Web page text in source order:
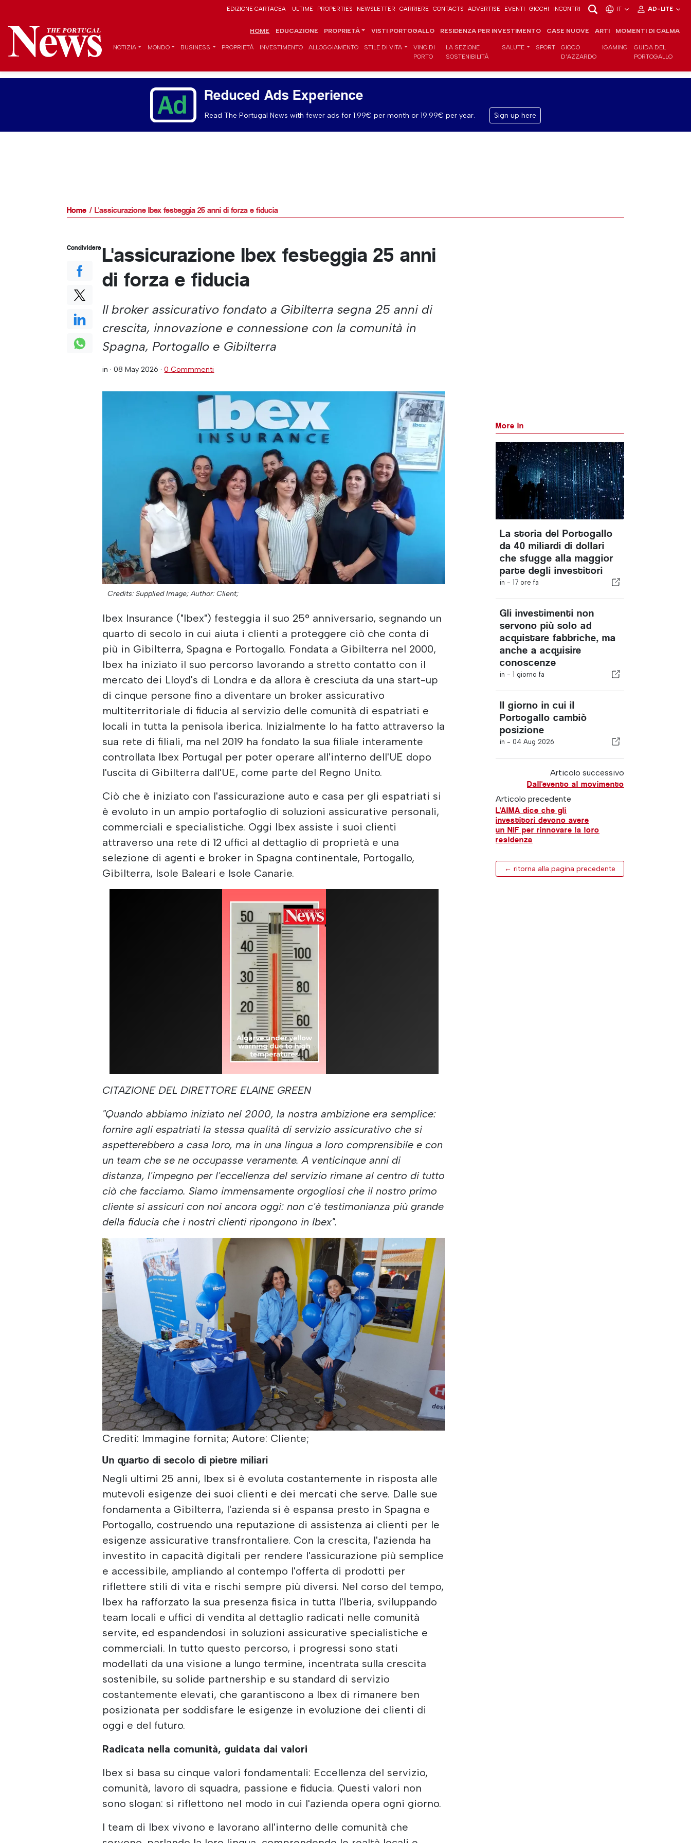
EDIZIONE CARTACEA ULTIME PROPERTIES NEWSLETTER CARRIERE CONTACTS ADVERTISE EVENTI GIOCHI INCONTRI IT AD-LITE
HOME EDUCAZIONE PROPRIETÀ VISTI PORTOGALLO RESIDENZA PER INVESTIMENTO CASE NUOVE ARTI MOMENTI DI CALMA
NOTIZIA MONDO BUSINESS PROPRIETÀ INVESTIMENTO ALLOGGIAMENTO STILE DI VITA
VINO DI
PORTO
LA SEZIONE
SOSTENIBILITÀ
SALUTE SPORT
GIOCO
D'AZZARDO
IGAMING
GUIDA DEL
PORTOGALLO
Reduced Ads Experience
Read The Portugal News with fewer ads for 1.99€ per month or 19.99€ per year. Sign up here
Home L'assicurazione Ibex festeggia 25 anni di forza e fiducia
L'assicurazione Ibex festeggia 25 anni
di forza e fiducia
Il broker assicurativo fondato a Gibilterra segna 25 anni di
crescita, innovazione e connessione con la comunità in
Spagna, Portogallo e Gibilterra
in ·08 May 2026 ·0 Commmenti
Credits: Supplied Image; Author: Client;
Ibex Insurance ("Ibex") festeggia il suo 25° anniversario, segnando un
quarto di secolo in cui aiuta i clienti a proteggere ciò che conta di
più in Gibilterra, Spagna e Portogallo. Fondata a Gibilterra nel 2000,
Ibex ha iniziato il suo percorso lavorando a stretto contatto con il
mercato dei Lloyd's di Londra e da allora è cresciuta da una start-up
di cinque persone fino a diventare un broker assicurativo
multiterritoriale di fiducia al servizio delle comunità di espatriati e
locali in tutta la penisola iberica. Inizialmente lo ha fatto attraverso la
sua rete di filiali, ma nel 2019 ha fondato la sua filiale interamente
controllata Ibex Portugal per poter operare all'interno dell'UE dopo
l'uscita di Gibilterra dall'UE, come parte del Regno Unito.
Ciò che è iniziato con l'assicurazione auto e casa per gli espatriati si
è evoluto in un ampio portafoglio di soluzioni assicurative personali,
commerciali e specialistiche. Oggi Ibex assiste i suoi clienti
attraverso una rete di 12 uffici al dettaglio di proprietà e una
selezione di agenti e broker in Spagna continentale, Portogallo,
Gibilterra, Isole Baleari e Isole Canarie.
CITAZIONE DEL DIRETTORE ELAINE GREEN
"Quando abbiamo iniziato nel 2000, la nostra ambizione era semplice:
fornire agli espatriati la stessa qualità di servizio assicurativo che si
aspetterebbero a casa loro, ma in una lingua a loro comprensibile e con
un team che se ne occupasse veramente. A venticinque anni di
distanza, l'impegno per l'eccellenza del servizio rimane al centro di tutto
ciò che facciamo. Siamo immensamente orgogliosi che il nostro primo
cliente si assicuri con noi ancora oggi: non c'è testimonianza più grande
della fiducia che i nostri clienti ripongono in Ibex".
Crediti: Immagine fornita; Autore: Cliente;
Un quarto di secolo di pietre miliari
Negli ultimi 25 anni, Ibex si è evoluta costantemente in risposta alle
mutevoli esigenze dei suoi clienti e dei mercati che serve. Dalle sue
fondamenta a Gibilterra, l'azienda si è espansa presto in Spagna e
Portogallo, costruendo una reputazione di assistenza ai clienti per le
esigenze assicurative transfrontaliere. Con la crescita, l'azienda ha
investito in capacità digitali per rendere l'assicurazione più semplice
e accessibile, ampliando al contempo l'offerta di prodotti per
riflettere stili di vita e rischi sempre più diversi. Nel corso del tempo,
Ibex ha rafforzato la sua presenza fisica in tutta l'Iberia, sviluppando
team locali e uffici di vendita al dettaglio radicati nelle comunità
servite, ed espandendosi in soluzioni assicurative specialistiche e
commerciali. In tutto questo percorso, i progressi sono stati
modellati da una visione a lungo termine, incentrata sulla crescita
sostenibile, su solide partnership e su standard di servizio
costantemente elevati, che garantiscono a Ibex di rimanere ben
posizionata per soddisfare le esigenze in evoluzione dei clienti di
oggi e del futuro.
Radicata nella comunità, guidata dai valori
Ibex si basa su cinque valori fondamentali: Eccellenza del servizio,
comunità, lavoro di squadra, passione e fiducia. Questi valori non
sono slogan: si riflettono nel modo in cui l'azienda opera ogni giorno.
I team di Ibex vivono e lavorano all'interno delle comunità che
Condividere
More in
La storia del Portogallo
da 40 miliardi di dollari
che sfugge alla maggior
parte degli investitori
in - 17 ore fa
Gli investimenti non
servono più solo ad
acquistare fabbriche, ma
anche a acquisire
conoscenze
in - 1 giorno fa
Il giorno in cui il
Portogallo cambiò
posizione
in - 04 Aug 2026
Articolo successivo
Dall'evento al movimento
Articolo precedente
L'AIMA dice che gli
investitori devono avere
un NIF per rinnovare la loro
residenza
← ritorna alla pagina precedente